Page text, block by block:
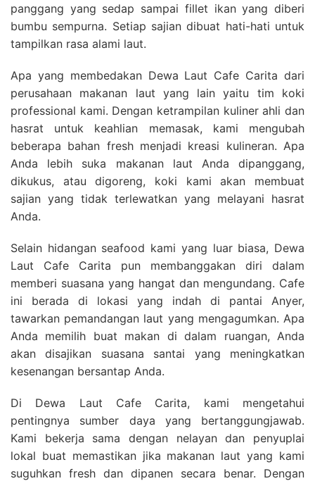
panggang yang sedap sampai fillet ikan yang diberi
bumbu sempurna. Setiap sajian dibuat hati-hati untuk
tampilkan rasa alami laut.
Apa yang membedakan Dewa Laut Cafe Carita dari
perusahaan makanan laut yang lain yaitu tim koki
professional kami. Dengan ketrampilan kuliner ahli dan
hasrat untuk keahlian memasak, kami mengubah
beberapa bahan fresh menjadi kreasi kulineran. Apa
Anda lebih suka makanan laut Anda dipanggang,
dikukus, atau digoreng, koki kami akan membuat
sajian yang tidak terlewatkan yang melayani hasrat
Anda.
Selain hidangan seafood kami yang luar biasa, Dewa
Laut Cafe Carita pun membanggakan diri dalam
memberi suasana yang hangat dan mengundang. Cafe
ini berada di lokasi yang indah di pantai Anyer,
tawarkan pemandangan laut yang mengagumkan. Apa
Anda memilih buat makan di dalam ruangan, Anda
akan disajikan suasana santai yang meningkatkan
kesenangan bersantap Anda.
Di Dewa Laut Cafe Carita, kami mengetahui
pentingnya sumber daya yang bertanggungjawab.
Kami bekerja sama dengan nelayan dan penyuplai
lokal buat memastikan jika makanan laut yang kami
suguhkan fresh dan dipanen secara benar. Dengan